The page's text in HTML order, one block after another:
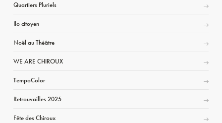
Quartiers Pluriels
Ilo citoyen
Noël au Théâtre
WE ARE CHIROUX
TempoColor
Retrouvailles 2025
Fête des Chiroux